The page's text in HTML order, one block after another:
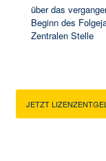
über das
Beginn des
Zentralen Stelle
JETZT